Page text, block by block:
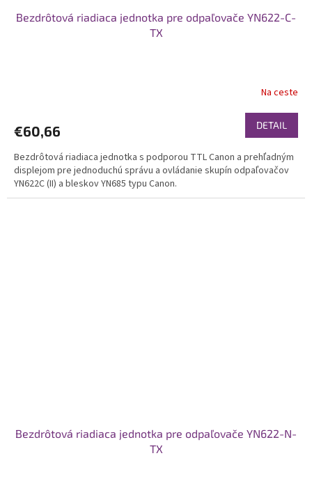
Bezdrôtová riadiaca jednotka pre odpaľovače YN622-C-
TX
Na ceste
€60,66 DETAIL
Bezdrôtová riadiaca jednotka s podporou TTL Canon a prehľadným
displejom pre jednoduchú správu a ovládanie skupín odpaľovačov
YN622C (II) a bleskov YN685 typu Canon.
Bezdrôtová riadiaca jednotka pre odpaľovače YN622-N-
TX